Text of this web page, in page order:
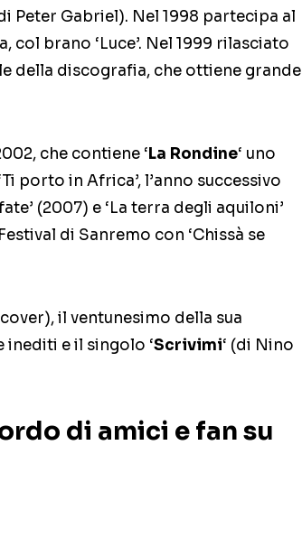
Peter Gabriel). Nel 1998 partecipa al
col brano ‘Luce’. Nel 1999 rilasciato
della discografia, che ottiene grande
che contiene ‘La Rondine‘ uno
porto in Africa’, l’anno successivo
(2007) e ‘La terra degli aquiloni’
di Sanremo con ‘Chissà se
il ventunesimo della sua
inediti e il singolo ‘Scrivimi‘ (di Nino
di amici e fan su